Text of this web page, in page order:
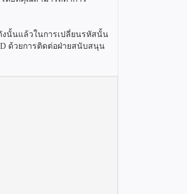
นั้นแล้วในการเปลี่ยนรหัสนั้น
ด้วยการติดต่อฝ่ายสนับสนุน